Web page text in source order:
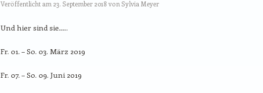
Veröffentlicht am 23. September 2018 von Sylvia Meyer
Und hier sind sie…..
Fr. 01. – So. 03. März 2019
Fr. 07. – So. 09. Juni 2019